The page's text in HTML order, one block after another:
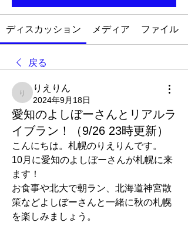
ディスカッション メディア ファイル
戻る
りえりん
りえりん
2024年9月18日
愛知のよしぼーさんとリアルラ
イブラン！（9/26 23時更新）
こんにちは。札幌のりえりんです。
10月に愛知のよしぼーさんが札幌に来
ます！
お食事や北大で朝ラン、北海道神宮散
策などよしぼーさんと一緒に秋の札幌
を楽しみましょう。